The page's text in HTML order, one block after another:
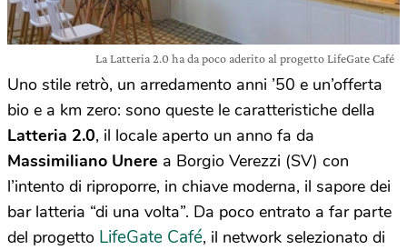
La Latteria 2.0 ha da poco aderito al progetto LifeGate Café
Uno stile retrò, un arredamento anni ’50 e un’offerta
bio e a km zero: sono queste le caratteristiche della
Latteria 2.0, il locale aperto un anno fa da
Massimiliano Unere a Borgio Verezzi (SV) con
l’intento di riproporre, in chiave moderna, il sapore dei
bar latteria “di una volta”. Da poco entrato a far parte
del progetto LifeGate Café, il network selezionato di